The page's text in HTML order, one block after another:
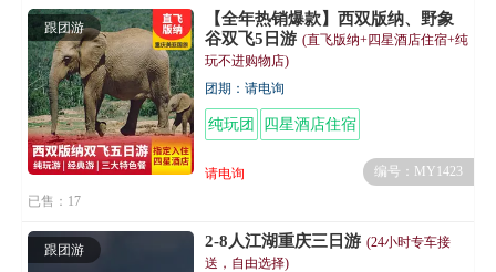
跟团游
【全年热销爆款】西双版纳、野象
谷双飞5日游 (直飞版纳+四星酒店住宿+纯
玩不进购物店)
团期：请电询
纯玩团 四星酒店住宿
请电询
编号：MY1423
已售：17
跟团游 2-8人江湖重庆三日游 (24小时专车接
送，自由选择)